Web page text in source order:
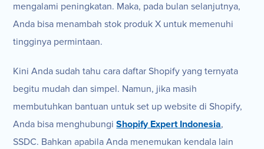
mengalami peningkatan. Maka, pada bulan selanjutnya,
Anda bisa menambah stok produk X untuk memenuhi
tingginya permintaan.
Kini Anda sudah tahu cara daftar Shopify yang ternyata
begitu mudah dan simpel. Namun, jika masih
membutuhkan bantuan untuk set up website di Shopify,
Anda bisa menghubungiShopify Expert Indonesia,
SSDC. Bahkan apabila Anda menemukan kendala lain